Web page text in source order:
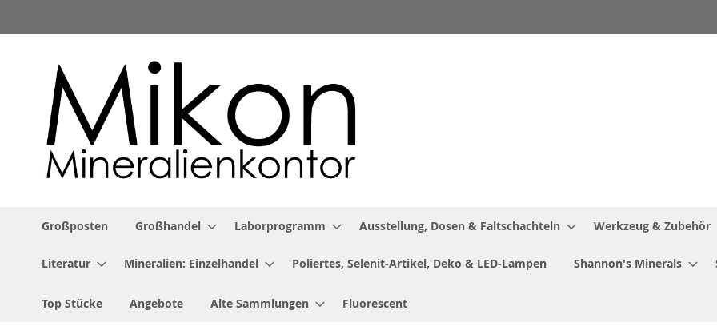
Inhalt
Großposten Großhandel Laborprogramm Ausstellung, Dosen & Faltschachteln Werkzeug & Zubehör
Literatur Mineralien: Einzelhandel Poliertes, Selenit-Artikel, Deko & LED-Lampen Shannon's Minerals
Top Stücke Angebote Alte Sammlungen Fluorescent